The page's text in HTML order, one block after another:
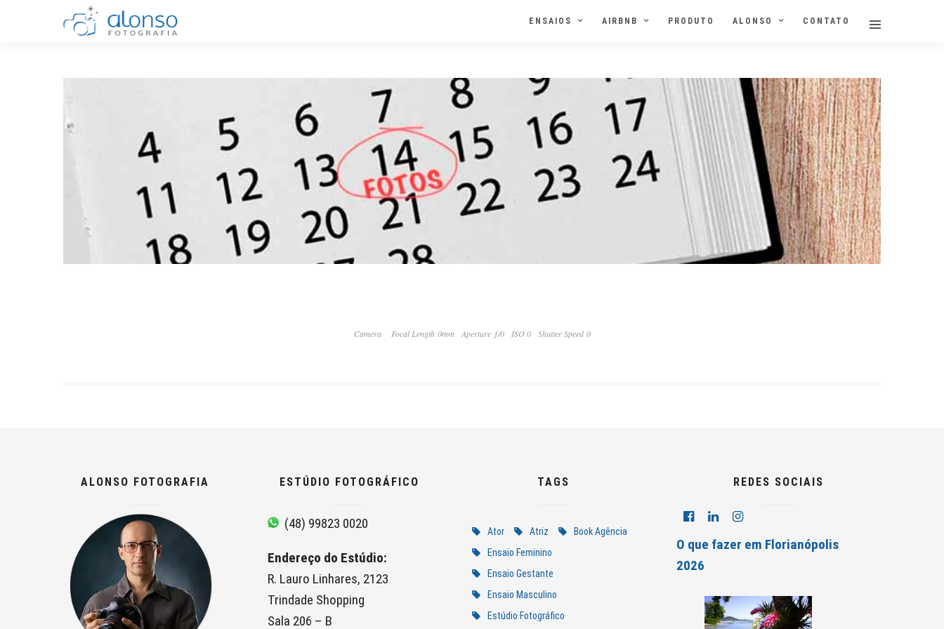
ENSAIOS AIRBNB PRODUTO ALONSO CONTATO
Camera Focal Length 0mm Aperture ƒ/0 ISO 0 Shutter Speed 0
ALONSO FOTOGRAFIA ESTÚDIO FOTOGRÁFICO
(48) 99823 0020
Endereço do Estúdio:
R. Lauro Linhares, 2123
Trindade Shopping
Sala 206 – B
TAGS
Ator Atriz
Book Agência
Ensaio Feminino
Ensaio Gestante
Ensaio Masculino
Estúdio Fotográfico
REDES SOCIAIS
O que fazer em Florianópolis
2026